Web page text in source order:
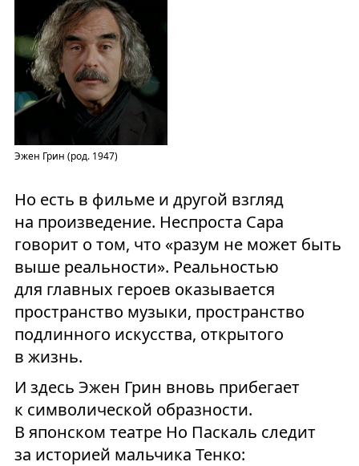
Эжен Грин (род. 1947)
Но есть в фильме и другой взгляд
на произведение. Неспроста Сара
говорит о том, что «разум не может быть
выше реальности». Реальностью
для главных героев оказывается
пространство музыки, пространство
подлинного искусства, открытого
в жизнь.
И здесь Эжен Грин вновь прибегает
к символической образности.
В японском театре Но Паскаль следит
за историей мальчика Тенко: